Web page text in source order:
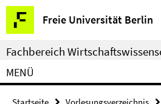
Springe
direkt
zu
Inhalt
Freie Universität Berlin
Service-
Navigation
Fachbereich
MENÜ